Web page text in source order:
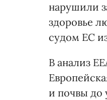
нарушили
здоровье
судом ЕС
В анализ
и почвы до